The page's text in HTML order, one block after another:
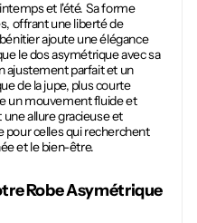
et l'été. Sa forme
offrant une liberté de
ajoute une élégance
le dos asymétrique avec sa
ajustement parfait et un
de la jupe, plus courte
un mouvement fluide et
allure gracieuse et
pour celles qui recherchent
et le bien-être.
Robe Asymétrique